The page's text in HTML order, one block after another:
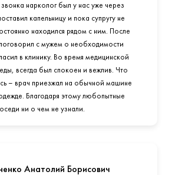
нарколог был у нас уже через
капельницу и пока супругу не
находился рядом с ним. После
с мужем о необходимости
в клинику. Во время медицинской
всегда был спокоен и вежлив. Что
– врач приезжал на обычной машине
Благодаря этому любопытные
ни о чем не узнали.
Анатолий Борисович